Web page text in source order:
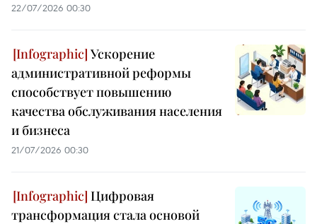
22/07/2026 00:30
Ускорение
административной реформы
способствует повышению
качества обслуживания населения
и бизнеса
21/07/2026 00:30
Цифровая
трансформация стала основой